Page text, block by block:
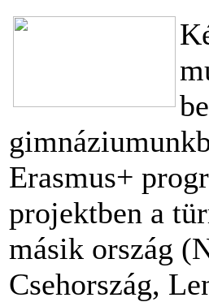
Erasmus+
projektben a
másik ország
Csehország,